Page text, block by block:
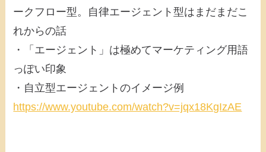
ークフロー型。自律エージェント型はまだまだこ
れからの話
・「エージェント」は極めてマーケティング用語
っぽい印象
・自立型エージェントのイメージ例
https://www.youtube.com/watch?v=jqx18KgIzAE